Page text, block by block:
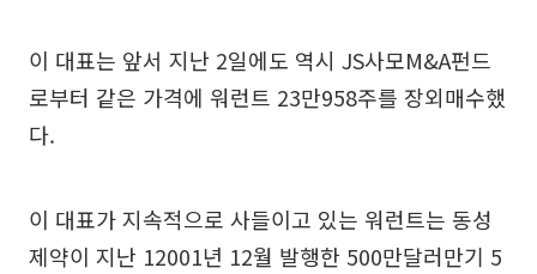
이 대표는 앞서 지난 2일에도 역시 JS사모M&A펀드
로부터 같은 가격에 워런트 23만958주를 장외매수했
다.
이 대표가 지속적으로 사들이고 있는 워런트는 동성
제약이 지난 12001년 12월 발행한 500만달러만기 5